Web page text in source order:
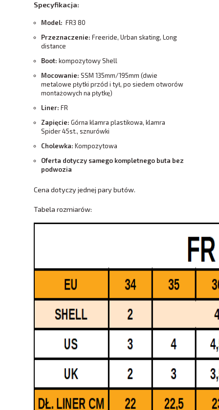
Specyfikacja:
Model: FR3 80
Przeznaczenie: Freeride, Urban skating, Long
distance
Boot: kompozytowy Shell
Mocowanie: SSM 135mm/195mm (dwie
metalowe płytki przód i tył, po siedem otworów
montażowych na płytkę)
Liner: FR
Zapięcie: Górna klamra plastikowa, klamra
Spider 45st., sznurówki
Cholewka: Kompozytowa
Oferta dotyczy samego kompletnego buta bez
podwozia
Cena dotyczy jednej pary butów.
Tabela rozmiarów: